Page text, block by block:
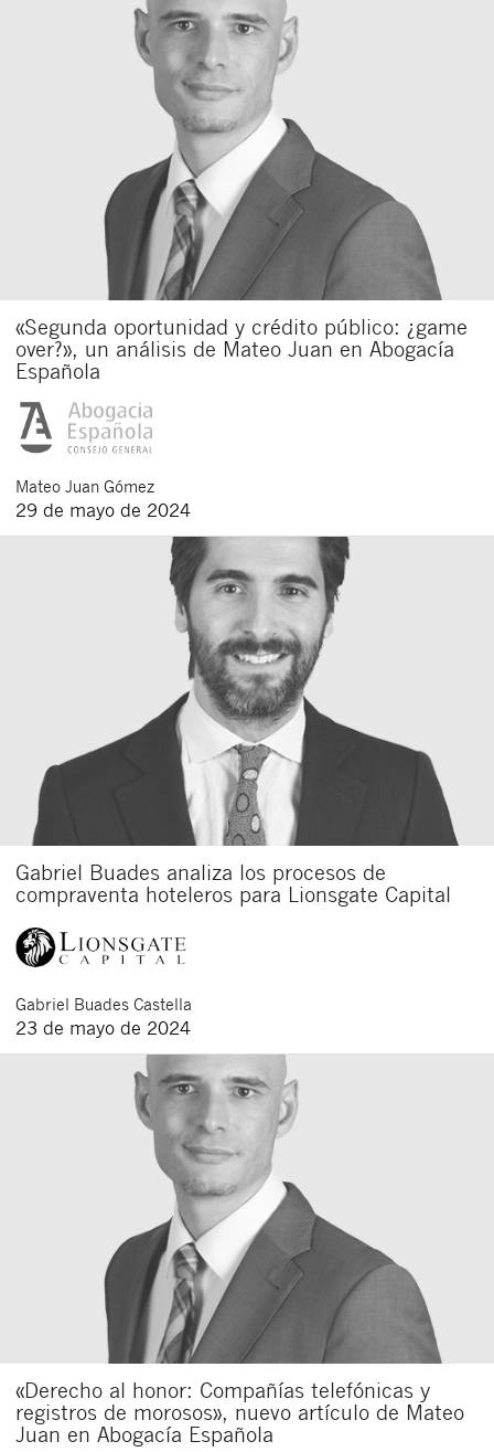
«Segunda oportunidad y crédito público: ¿game
over?», un análisis de Mateo Juan en Abogacía
Española
Mateo Juan Gómez
29 de mayo de 2024
Gabriel Buades analiza los procesos de
compraventa hoteleros para Lionsgate Capital
Gabriel Buades Castella
23 de mayo de 2024
«Derecho al honor: Compañías telefónicas y
registros de morosos», nuevo artículo de Mateo
Juan en Abogacía Española